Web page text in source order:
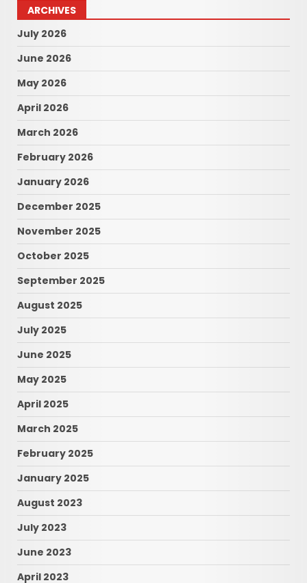
ARCHIVES
July 2026
June 2026
May 2026
April 2026
March 2026
February 2026
January 2026
December 2025
November 2025
October 2025
September 2025
August 2025
July 2025
June 2025
May 2025
April 2025
March 2025
February 2025
January 2025
August 2023
July 2023
June 2023
April 2023